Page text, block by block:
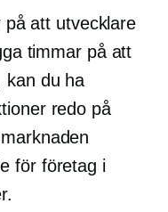
att utvecklare
timmar på att
kan du ha
redo på
för företag i